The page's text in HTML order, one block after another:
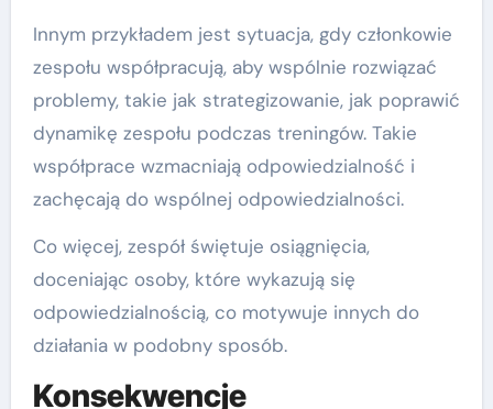
Innym przykładem jest sytuacja, gdy członkowie
zespołu współpracują, aby wspólnie rozwiązać
problemy, takie jak strategizowanie, jak poprawić
dynamikę zespołu podczas treningów. Takie
współprace wzmacniają odpowiedzialność i
zachęcają do wspólnej odpowiedzialności.
Co więcej, zespół świętuje osiągnięcia,
doceniając osoby, które wykazują się
odpowiedzialnością, co motywuje innych do
działania w podobny sposób.
Konsekwencje